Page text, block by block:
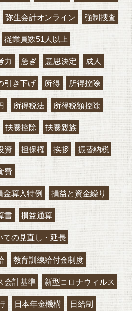
弥生会計オンライン 強制捜査
従業員数51人以上
力 急ぎ 意思決定 成人
引き下げ 所得 所得控除
所得税法 所得税額控除
扶養控除 扶養親族
資 担保権 挨拶 振替納税
費
金算入特例 損益と資金繰り
書 損益通算
ての見直し・延長
教育訓練給付金制度
会計基準 新型コロナウィルス
日本年金機構 日給制